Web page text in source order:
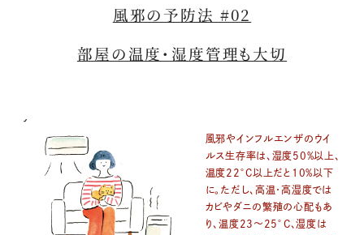
風邪の予防法 #02
部屋の温度・湿度管理も大切
風邪やインフルエンザのウイ
ルス生存率は、湿度50%以上、
温度22°C以上だと10%以下
に。ただし、高温・高湿度では
カビやダニの繁殖の心配もあ
り、温度23〜25°C、湿度は